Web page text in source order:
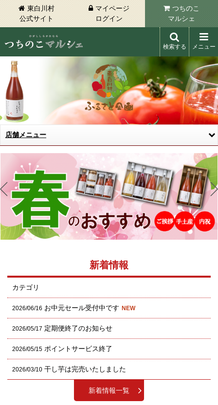
東白川村
公式サイト
マイページ
ログイン
つちのこ
マルシェ
東白川村 つちのこマルシェ
検索する メニュー
店舗メニュー
新着情報
カテゴリ
2026/06/16 お中元セール受付中です NEW
2026/05/17 定期便終了のお知らせ
2026/05/15 ポイントサービス終了
2026/03/10 干し芋は完売いたしました
新着情報一覧